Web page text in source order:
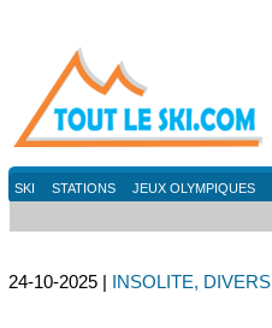
SKI STATIONS JEUX OLYMPIQUES
24-10-2025 | INSOLITE, DIVERS